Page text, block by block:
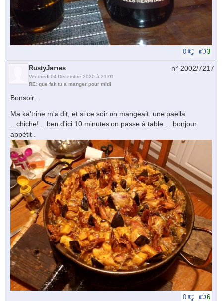
0 3
RustyJames
Vendredi 04 Décembre 2020 à 21:01
RE: que fait tu a manger pour midi
n° 2002/7217
Bonsoir ..
Ma ka'trine m'a dit, et si ce soir on mangeait une paëlla
...chiche! ...ben d'ici 10 minutes on passe à table ... bonjour
appétit .
0 6